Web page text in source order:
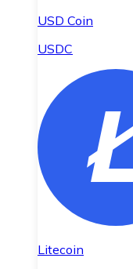
USD Coin
USDC
Litecoin